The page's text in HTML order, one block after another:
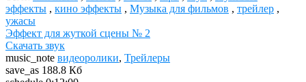
эффекты , кино эффекты , Музыка для фильмов , трейлер ,
ужасы
Эффект для жуткой сцены № 2
Скачать звук
music_note видеоролики, Трейлеры
save_as 188.8 Кб